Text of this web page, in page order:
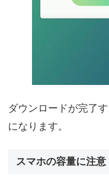
ダウンロードが完了
になります。
スマホの容量に注意